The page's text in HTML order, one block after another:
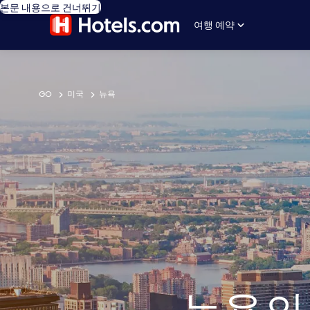
본문 내용으로 건너뛰기
여행 예약
GO 미국 뉴욕